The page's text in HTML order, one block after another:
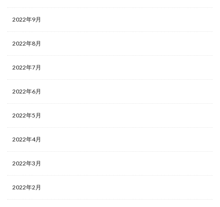
2022年9月
2022年8月
2022年7月
2022年6月
2022年5月
2022年4月
2022年3月
2022年2月